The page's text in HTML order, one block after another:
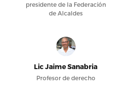
presidente de la Federación
de Alcaldes
Lic Jaime Sanabria
Profesor de derecho